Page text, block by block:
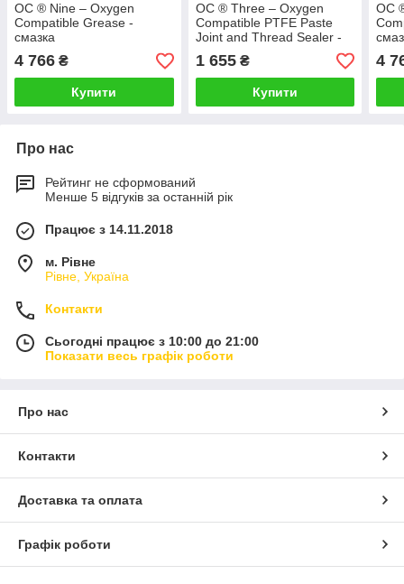
OC ® Nine – Oxygen
Compatible Grease -
смазка
4 766 ₴
Купити
OC ® Three – Oxygen
Compatible PTFE Paste
Joint and Thread Sealer -
герметик
1 655₴
Купити
OC
4
Про нас
Рейтинг не сформований
Менше 5 відгуків за останній рік
Працює з 14.11.2018
м. Рівне
Рівне, Україна
Контакти
Сьогодні працює з 10:00 до 21:00
Показати весь графік роботи
Про нас
Контакти
Доставка та оплата
Графік роботи